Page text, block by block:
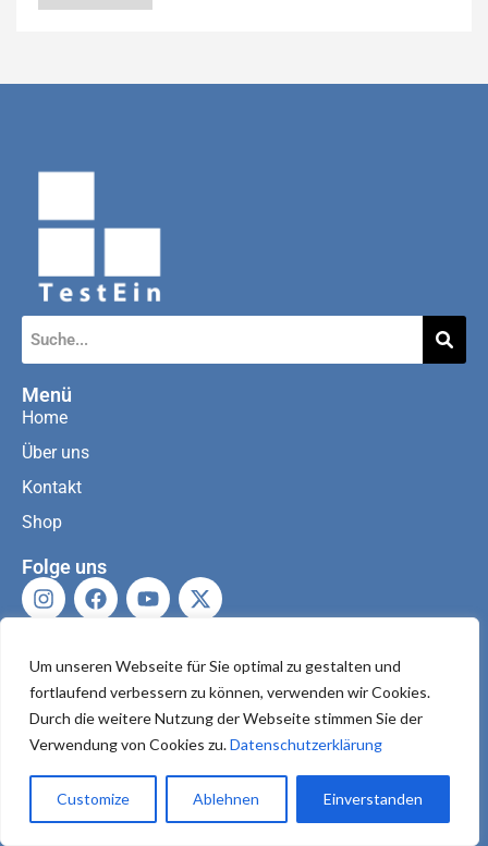
Um unseren Webseite für Sie optimal zu gestalten und
fortlaufend verbessern zu können, verwenden wir Cookies.
Durch die weitere Nutzung der Webseite stimmen Sie der
Verwendung von Cookies zu.Datenschutzerklärung
Customize Ablehnen Einverstanden
Menü
Home
Über uns
Kontakt
Shop
Folge uns
Impressum|Datenschutzerklärung
Copyright © 2026TestEin | Design byH&H